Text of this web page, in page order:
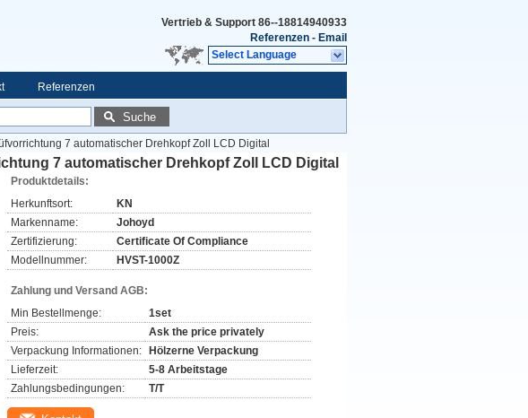
Vertrieb & Support 86--18814940933
Referenzen - Email
Select Language
Referenzen
Suche
7 automatischer Drehkopf Zoll LCD Digital
7 automatischer Drehkopf Zoll LCD Digital
Produktdetails:
Herkunftsort:
KN
Markenname:
Johoyd
Zertifizierung:
Certificate Of Compliance
Modellnummer:
HVST-1000Z
Zahlung und Versand AGB:
Min Bestellmenge:
1set
Preis:
Ask the price privately
Verpackung Informationen:
Hölzerne Verpackung
Lieferzeit:
5-8 Arbeitstage
Zahlungsbedingungen:
T/T